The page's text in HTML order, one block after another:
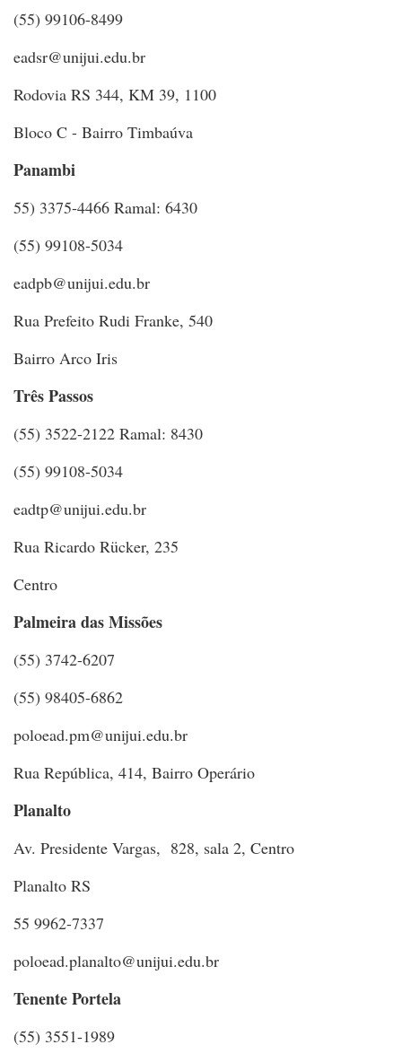
(55) 99106-8499
eadsr@unijui.edu.br
Rodovia RS 344, KM 39, 1100
Bloco C - Bairro Timbaúva
Panambi
55) 3375-4466 Ramal: 6430
(55) 99108-5034
eadpb@unijui.edu.br
Rua Prefeito Rudi Franke, 540
Bairro Arco Iris
Três Passos
(55) 3522-2122 Ramal: 8430
(55) 99108-5034
eadtp@unijui.edu.br
Rua Ricardo Rücker, 235
Centro
Palmeira das Missões
(55) 3742-6207
(55) 98405-6862
poloead.pm@unijui.edu.br
Rua República, 414, Bairro Operário
Planalto
Av. Presidente Vargas, 828, sala 2, Centro
Planalto RS
55 9962-7337
poloead.planalto@unijui.edu.br
Tenente Portela
(55) 3551-1989